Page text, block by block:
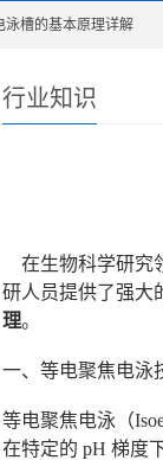
泳槽的基本原理详解
行业知识
在生物科学研究
研人员提供了强大
理。
一、等电聚焦电泳
等电聚焦电泳（
在特定的 pH 梯度